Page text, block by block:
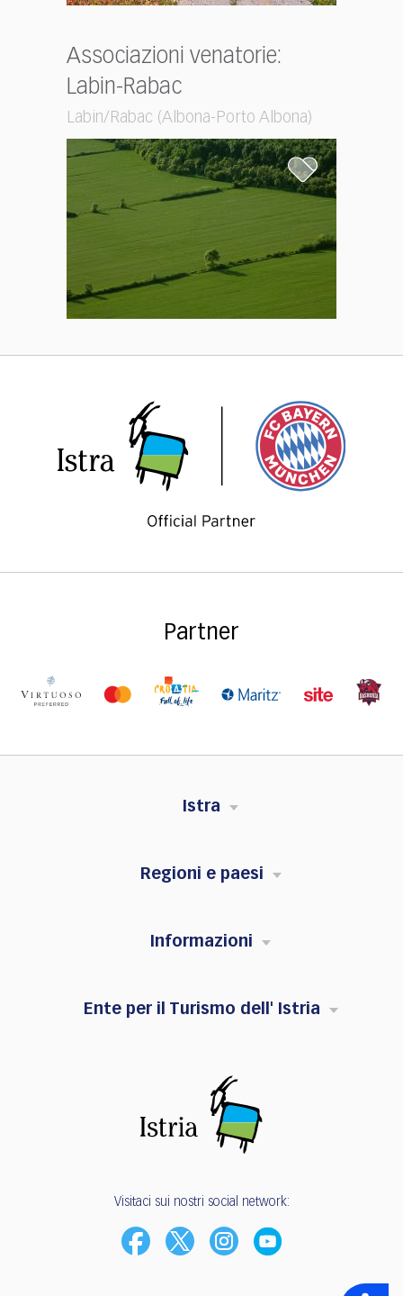
Associazioni venatorie:
Labin-Rabac
Labin/Rabac (Albona-Porto Albona)
Partner
Istra
Regioni e paesi
Informazioni
Ente per il Turismo dell' Istria
Visitaci sui nostri social network: